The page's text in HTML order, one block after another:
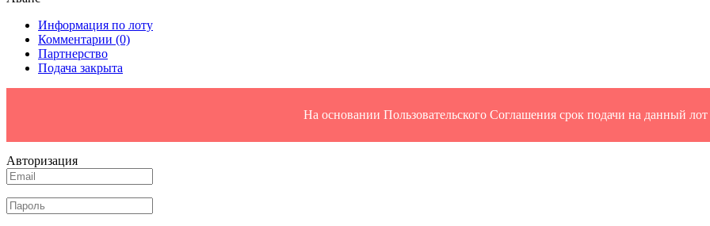
Информация по лоту
Комментарии (0)
Партнерство
Подача закрыта
На основании Пользовательского Соглашения срок подачи на данный лот
Авторизация